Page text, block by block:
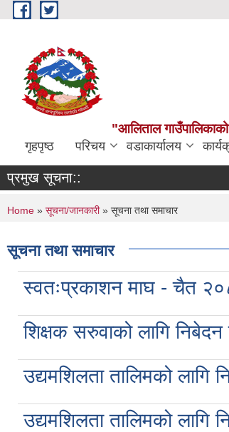
Skip to main content
"आलिताल
गृहपृष्ठ परिचय वडाकार्यालय
प्रमुख सूचना::
You are here
Home » सूचना/जानकारी» सूचना तथा समाचार
सूचना तथा समाचार
स्वतःप्रकाशन माघ - चैत
शिक्षक सरुवाको लागि
उद्यमशिलता तालिमको लागि
उद्यमशिलता तालिमको लागि